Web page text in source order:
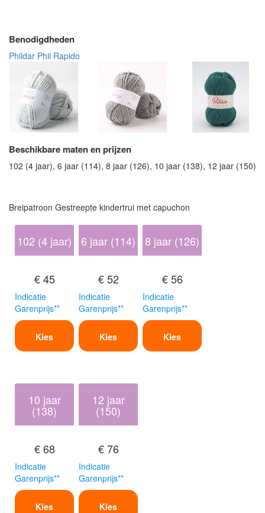
Benodigdheden
Phildar Phil Rapido
Beschikbare maten en prijzen
102 (4 jaar), 6 jaar (114), 8 jaar (126), 10 jaar (138), 12 jaar (150)
Breipatroon Gestreepte kindertrui met capuchon
102 (4 jaar)
€ 45
Indicatie
Garenprijs**
Kies
6 jaar (114)
€ 52
Indicatie
Garenprijs**
Kies
8 jaar (126)
€ 56
Indicatie
Garenprijs**
Kies
10 jaar
(138)
€ 68
Indicatie
Garenprijs**
Kies
12 jaar
(150)
€ 76
Indicatie
Garenprijs**
Kies